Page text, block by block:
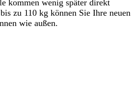
kommen wenig später direkt
zu 110 kg können Sie Ihre neuen
wie außen.